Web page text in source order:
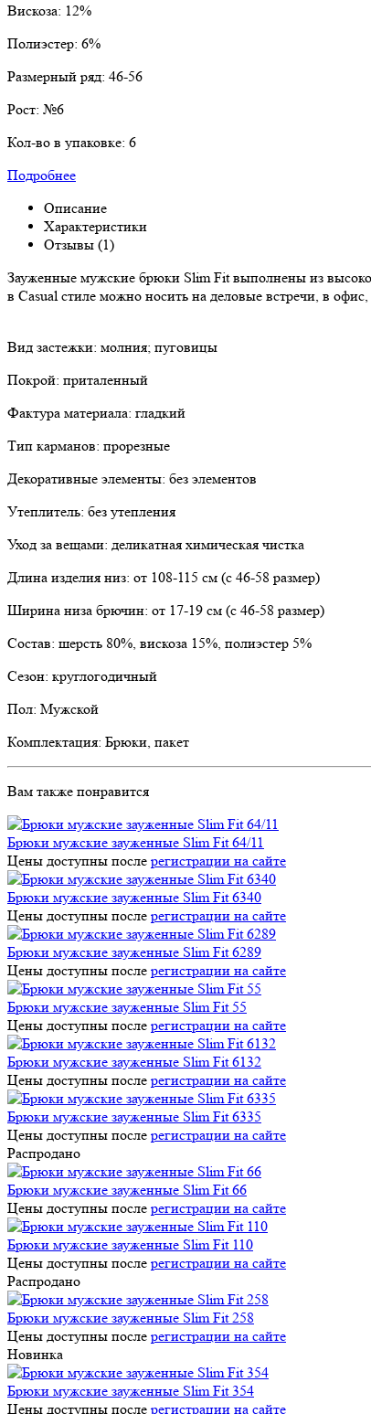
Вискоза: 12%
Полиэстер: 6%
Размерный ряд: 46-56
Рост: №6
Кол-во в упаковке: 6
Подробнее
Описание
Характеристики
Отзывы (1)
Зауженные мужские брюки Slim Fit выполнены из
в Casual стиле можно носить на деловые встречи, в
Вид застежки: молния; пуговицы
Покрой: приталенный
Фактура материала: гладкий
Тип карманов: прорезные
Декоративные элементы: без элементов
Утеплитель: без утепления
Уход за вещами: деликатная химическая чистка
Длина изделия низ: от 108-115 см (с 46-58 размер)
Ширина низа брючин: от 17-19 см (с 46-58 размер)
Состав: шерсть 80%, вискоза 15%, полиэстер 5%
Сезон: круглогодичный
Пол: Мужской
Комплектация: Брюки, пакет
Вам также понравится
Брюки мужские зауженные Slim Fit 64/11
Цены доступны после регистрации на сайте
Брюки мужские зауженные Slim Fit 6340
Цены доступны после регистрации на сайте
Брюки мужские зауженные Slim Fit 6289
Цены доступны после регистрации на сайте
Брюки мужские зауженные Slim Fit 55
Цены доступны после регистрации на сайте
Брюки мужские зауженные Slim Fit 6132
Цены доступны после регистрации на сайте
Брюки мужские зауженные Slim Fit 6335
Цены доступны после регистрации на сайте
Распродано
Брюки мужские зауженные Slim Fit 66
Цены доступны после регистрации на сайте
Брюки мужские зауженные Slim Fit 110
Цены доступны после регистрации на сайте
Распродано
Брюки мужские зауженные Slim Fit 258
Цены доступны после регистрации на сайте
Новинка
Брюки мужские зауженные Slim Fit 354
Цены доступны после регистрации на сайте